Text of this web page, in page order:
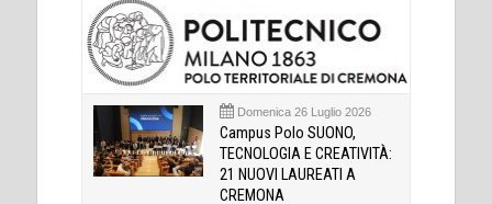
Domenica 26 Luglio 2026
Campus Polo SUONO,
TECNOLOGIA E CREATIVITÀ:
21 NUOVI LAUREATI A
CREMONA